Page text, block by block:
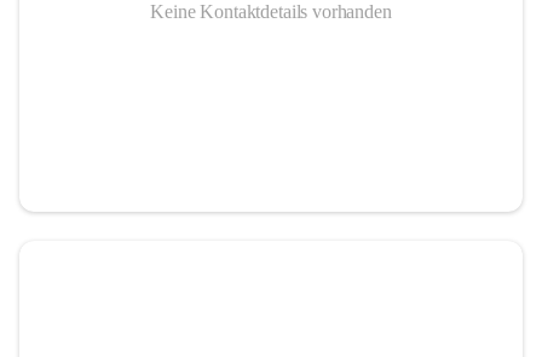
Keine Kontaktdetails vorhanden